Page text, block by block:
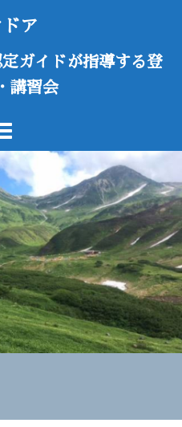
ア
ガイドが指導する登
講習会